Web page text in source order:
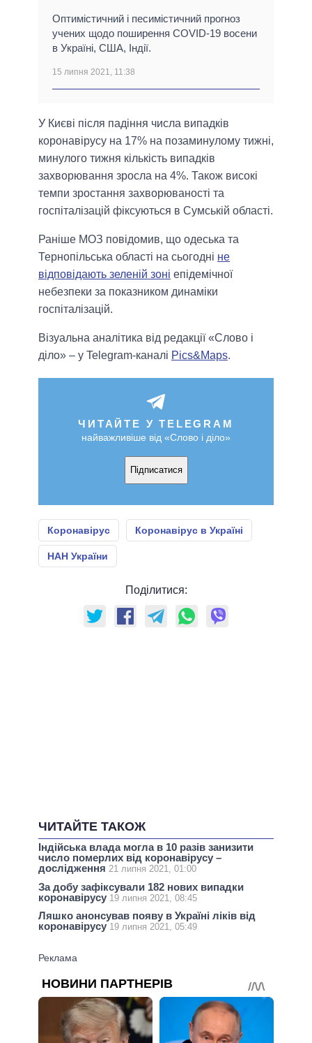
Оптимістичний і песимістичний прогноз
учених щодо поширення COVID-19 восени
в Україні, США, Індії.
15 липня 2021, 11:38
У Києві після падіння числа випадків
коронавірусу на 17% на позаминулому тижні,
минулого тижня кількість випадків
захворювання зросла на 4%. Також високі
темпи зростання захворюваності та
госпіталізацій фіксуються в Сумській області.
Раніше МОЗ повідомив, що одеська та
Тернопільська області на сьогодні не
відповідають зеленій зоні епідемічної
небезпеки за показником динаміки
госпіталізацій.
Візуальна аналітика від редакції «Слово і
діло» – у Telegram-каналі Pics&Maps.
ЧИТАЙТЕ У TELEGRAM
найважливіше від «Слово і діло»
Підписатися
Коронавірус Коронавірус в Україні
НАН України
Поділитися:
ЧИТАЙТЕ ТАКОЖ
Індійська влада могла в 10 разів занизити
число померлих від коронавірусу –
дослідження 21 липня 2021, 01:00
За добу зафіксували 182 нових випадки
коронавірусу 19 липня 2021, 08:45
Ляшко анонсував появу в Україні ліків від
коронавірусу 19 липня 2021, 05:49